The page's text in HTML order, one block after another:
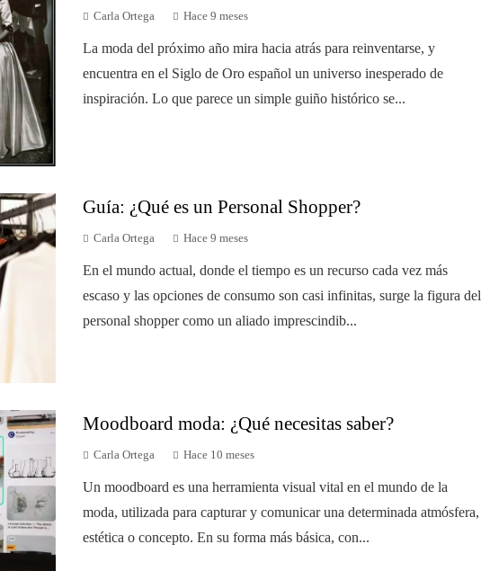
Carla Ortega Hace 9 meses
La moda del próximo año mira hacia atrás para reinventarse, y
encuentra en el Siglo de Oro español un universo inesperado de
inspiración. Lo que parece un simple guiño histórico se...
Guía: ¿Qué es un Personal Shopper?
Carla Ortega Hace 9 meses
En el mundo actual, donde el tiempo es un recurso cada vez más
escaso y las opciones de consumo son casi infinitas, surge la figura del
personal shopper como un aliado imprescindib...
Moodboard moda: ¿Qué necesitas saber?
Carla Ortega Hace 10 meses
Un moodboard es una herramienta visual vital en el mundo de la
moda, utilizada para capturar y comunicar una determinada atmósfera,
estética o concepto. En su forma más básica, con...